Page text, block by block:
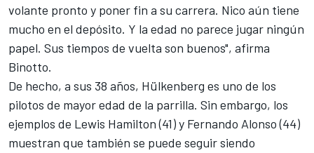
volante pronto y poner fin a su carrera. Nico aún tiene
mucho en el depósito. Y la edad no parece jugar ningún
papel. Sus tiempos de vuelta son buenos", afirma
Binotto.
De hecho, a sus 38 años, Hülkenberg es uno de los
pilotos de mayor edad de la parrilla. Sin embargo, los
ejemplos de Lewis Hamilton(41) y Fernando Alonso(44)
muestran que también se puede seguir siendo